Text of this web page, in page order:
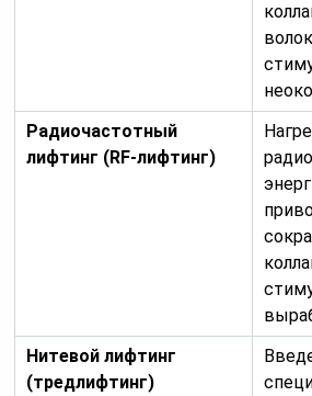
Радиочастотный
лифтинг (RF-лифтинг)
Нитевой лифтинг
(тредлифтинг)